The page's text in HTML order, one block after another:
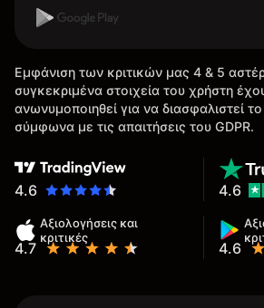
Εμφάνιση των κριτικών μας 4 & 5
συγκεκριμένα στοιχεία του χρήστη
ανωνυμοποιηθεί για να διασφαλιστεί
σύμφωνα με τις απαιτήσεις του GDPR.
4.6
Αξιολογήσεις και
κριτικές
4.7 4.6
4.6